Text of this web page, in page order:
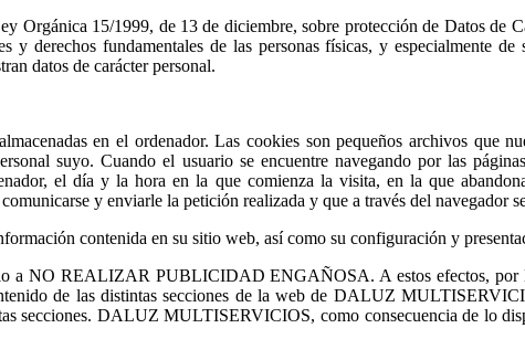
Orgánica 15/1999, de 13 de diciembre, sobre protección de Datos de
y derechos fundamentales de las personas físicas, y
datos de carácter personal.
en el ordenador. Las cookies son pequeños archivos que
suyo. Cuando el usuario se encuentre navegando por las
el día y la hora en la que comienza la visita, en la que
y enviarle la petición realizada y que a través del navegador
contenida en su sitio web, así como su configuración y
NO REALIZAR PUBLICIDAD ENGAÑOSA. A estos efectos, por
de las distintas secciones de la web de DALUZ
secciones. DALUZ MULTISERVICIOS, como consecuencia de lo